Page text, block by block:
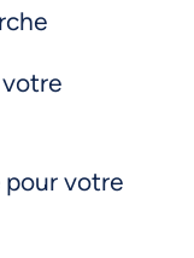
pour votre